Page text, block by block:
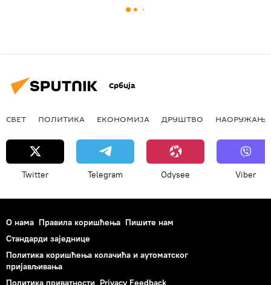
Србија
СВЕТ ПОЛИТИКА ЕКОНОМИЈА ДРУШТВО НАОРУЖАЊЕ
Twitter Telegram Odysee Viber
О нама Правила коришћења Пишите нам
Стандарди заједнице
Политика коришћења колачића и аутоматског
пријављивања
Политика приватности Privacy Feedback